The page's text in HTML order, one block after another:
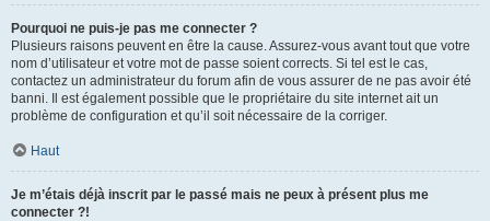
Pourquoi ne puis-je pas me connecter ?
Plusieurs raisons peuvent en être la cause. Assurez-vous avant tout que votre
nom d’utilisateur et votre mot de passe soient corrects. Si tel est le cas,
contactez un administrateur du forum afin de vous assurer de ne pas avoir été
banni. Il est également possible que le propriétaire du site internet ait un
problème de configuration et qu’il soit nécessaire de la corriger.
Haut
Je m’étais déjà inscrit par le passé mais ne peux à présent plus me
connecter ?!